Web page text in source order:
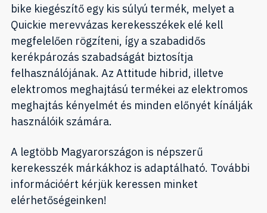
bike kiegészítő egy kis súlyú termék, melyet a
Quickie merevvázas kerekesszékek elé kell
megfelelően rögzíteni, így a szabadidős
kerékpározás szabadságát biztosítja
felhasználójának. Az Attitude hibrid, illetve
elektromos meghajtású termékei az elektromos
meghajtás kényelmét és minden előnyét kínálják
használóik számára.
A legtöbb Magyarországon is népszerű
kerekesszék márkákhoz is adaptálható. További
információért kérjük keressen minket
elérhetőségeinken!